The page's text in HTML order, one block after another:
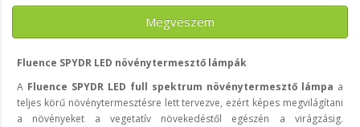
Megveszem
Fluence SPYDR LED növénytermesztő lámpák
A Fluence SPYDR LED full spektrum növénytermesztő lámpa a
teljes körű növénytermesztésre lett tervezve, ezért képes megvilágítani
a növényeket a vegetatív növekedéstől egészén a virágzásig.